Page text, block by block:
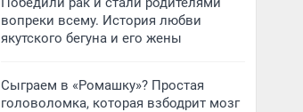
вопреки всему. История любви
якутского бегуна и его жены
Сыграем в «Ромашку»? Простая
головоломка, которая взбодрит мозг